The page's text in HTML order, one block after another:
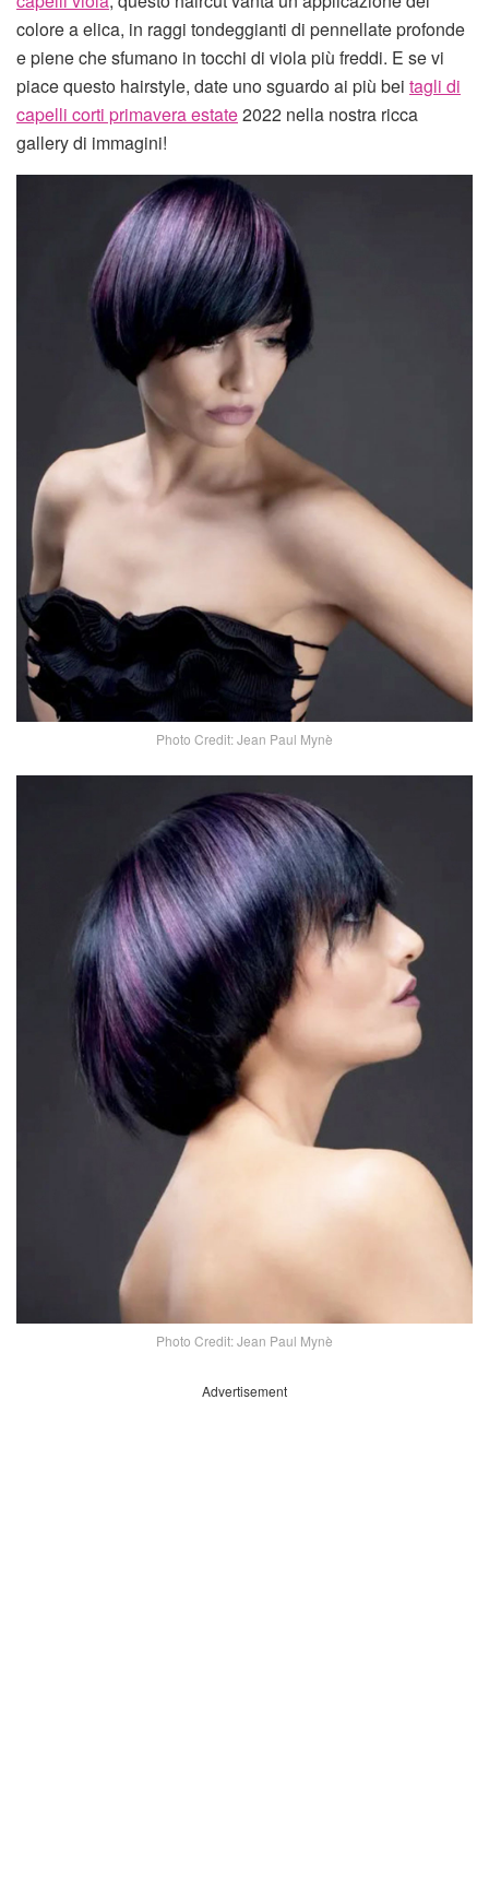
colore a elica, in raggi tondeggianti di pennellate profonde
e piene che sfumano in tocchi di viola più freddi. E se vi
piace questo hairstyle, date uno sguardo ai più bei tagli di
capelli corti primavera estate2022 nella nostra ricca
gallery di immagini!
Photo Credit: Jean Paul Mynè
Photo Credit: Jean Paul Mynè
Advertisement